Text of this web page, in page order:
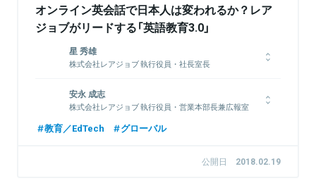
オンライン英会話で日本人は変われるか？レア
ジョブがリードする「英語教育3.0」
星 秀雄
株式会社レアジョブ 執行役員・社長室長
年半ほど働いた後、ブルームバーグに転職。
そして、2008年 6月に三井物産株式会社へ入社。
2015年 9月に株式会社レアジョブに出向し、法人事業部、スク
ール事業部長を経験したのち、執行役員に就任。
安永 成志
株式会社レアジョブ 執行役員・営業本部長兼広報室
2000年 4月 株式会社エスワイエス入社
2006年 4月 株式会社インフィニティーソリューション(光通信
教育／EdTech グローバル
公開日 2018.02.19